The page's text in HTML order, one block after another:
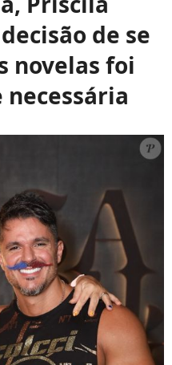
de se
novelas foi